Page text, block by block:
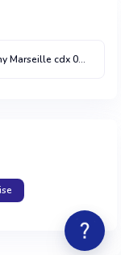
Marseille cdx 09